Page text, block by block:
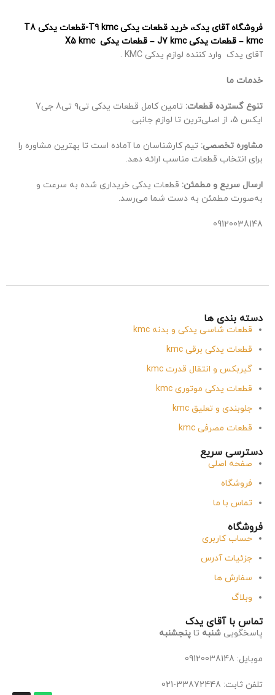
فروشگاه آقای یدک، خرید قطعات یدکی T9 kmc-قطعات یدکی T8
kmc – قطعات یدکی J7 kmc – قطعات یدکی X5 kmc
آقای یدک وارد کننده لوازم یدکی KMC .
خدمات ما
تنوع گسترده قطعات:
تامین کامل قطعات یدکی تی۹ تی8 جی7
ایکس 5، از اصلی‌ترین تا لوازم جانبی.
مشاوره تخصصی: تیم کارشناسان ما آماده است تا بهترین مشاوره را
برای انتخاب قطعات مناسب ارائه دهد.
ارسال سریع و مطمئن: قطعات یدکی خریداری شده به سرعت و
به‌صورت مطمئن به دست شما می‌رسد.
09120038148
دسته بندی ها
قطعات شاسی یدکی و بدنه kmc
قطعات یدکی برقی kmc
گیربکس و انتقال قدرت kmc
قطعات یدکی موتوری kmc
جلوبندی و تعلیق kmc
قطعات مصرفی kmc
دسترسی سریع
صفحه اصلی
فروشگاه
تماس با ما
فروشگاه
حساب کاربری
جزئیات آدرس
سفارش ها
وبلاگ
تماس با آقای یدک
پاسخگویی شنبه تا پنجشنبه
موبایل: 09120038148
تلفن ثابت: 33872448-021